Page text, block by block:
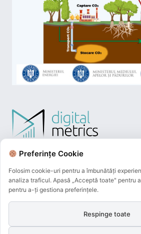
Preferințe Cookie
Folosim cookie-uri pentru a îmbunătăți
analiza traficul. Apasă „Acceptă toate" pentru
pentru a-ți gestiona preferințele.
Respinge toate